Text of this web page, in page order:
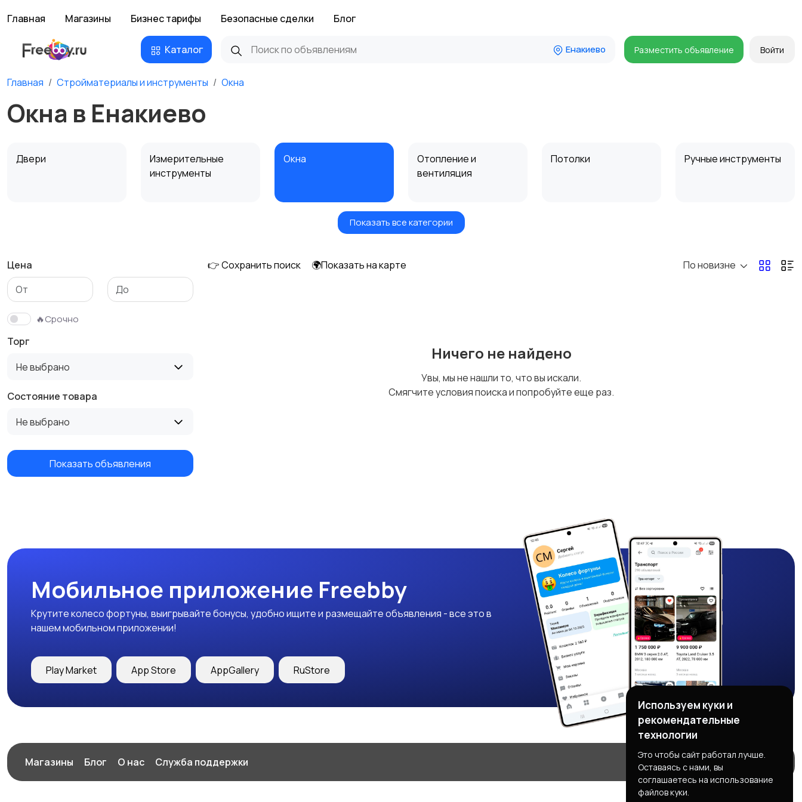
Главная Магазины Бизнес тарифы Безопасные сделки Блог
Каталог Енакиево Разместить объявление Войти
Главная Стройматериалы и инструменты Окна
Окна в Енакиево
Двери
Измерительные
инструменты
Окна
Отопление и
вентиляция
Потолки Ручные инструменты
Электроинструмент
Показать все категории
Цена
🔥Срочно
Торг
Не выбрано
Состояние товара
Не выбрано
Показать объявления
👉 Сохранить поиск 🌍Показать на карте По новизне
Ничего не найдено
Увы, мы не нашли то, что вы искали.
Смягчите условия поиска и попробуйте еще раз.
Мобильное приложение Freebby
Крутите колесо фортуны, выигрывайте бонусы, удобно ищите и размещайте объявления - все это в
нашем мобильном приложении!
Play Market App Store AppGallery RuStore
Магазины Блог О нас Служба поддержки
Используем куки и
рекомендательные
технологии
Это чтобы сайт работал лучше.
Оставаясь с нами, вы
соглашаетесь на использование
файлов куки.